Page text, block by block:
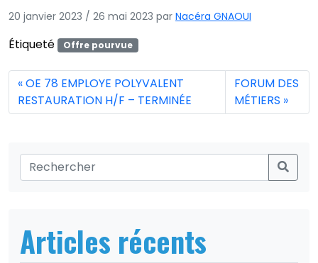
20 janvier 2023 / 26 mai 2023 par Nacéra GNAOUI
Étiqueté Offre pourvue
OE 78 EMPLOYE POLYVALENT
RESTAURATION H/F – TERMINÉE
FORUM DES
MÉTIERS
Articles récents